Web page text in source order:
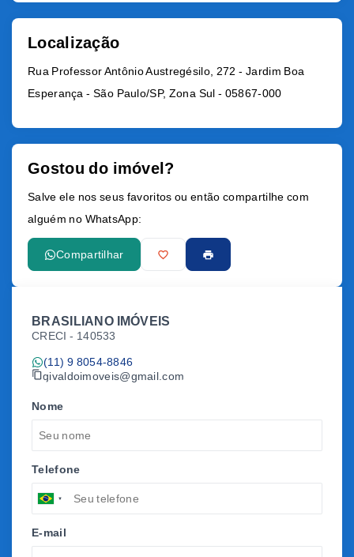
Localização
Rua Professor Antônio Austregésilo, 272 - Jardim Boa
Esperança - São Paulo/SP, Zona Sul - 05867-000
Gostou do imóvel?
Salve ele nos seus favoritos ou então compartilhe com
alguém no WhatsApp:
Compartilhar
BRASILIANO IMÓVEIS
CRECI - 140533
(11) 9 8054-8846
givaldoimoveis@gmail.com
Nome
Telefone
E-mail